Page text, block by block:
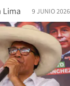
Lima 9 JUNIO 2026